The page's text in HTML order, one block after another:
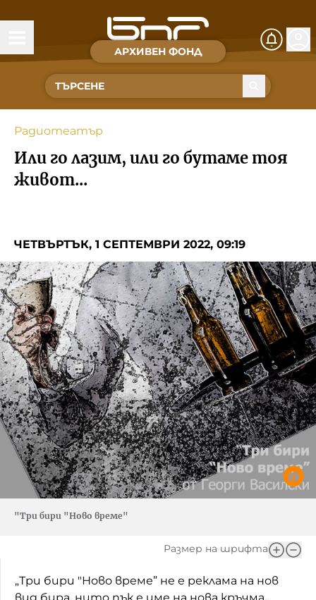
АРХИВЕН ФОНД
Времена и хора
Култура
Музика
Спорт
Съвет за електронни медии
БНР
БНР Новини
Детското.БНР
Радиотеатър
Или го лазим, или го бутаме тоя
живот...
ЧЕТВЪРТЪК, 1 СЕПТЕМВРИ 2022, 09:19
"Три бири "Ново време"
Размер на шрифта
„Три бири "Ново време” не е реклама на нов